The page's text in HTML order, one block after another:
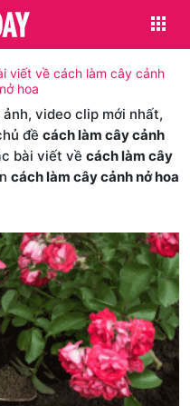
viết về cách làm cây cảnh
hoa
video clip mới nhất,
đề cách làm cây cảnh
bài viết về cách làm cây
cách làm cây cảnh nở hoa